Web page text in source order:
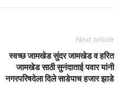
Next article
स्वच्छ जामखेड सुंदर जामखेड व हरित
जामखेड साठी सुनंदाताई पवार यांनी
नगरपरिषदेला दिले साडेपाच हजार झाडे